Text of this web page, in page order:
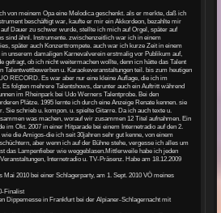
von meinem Opa eine Melodica geschenkt. als er merkte, daß ich
beschäftigt war, kaufte er mir ein Akkordeon, bezahlte mir
Dauer zu schwer wurde, stellte ich mich auf Orgel, später auf
sind ähnl. Instrumente. zwischenzeitlich war ich in einem
später auch Konzerttrompete. auch war ich kurze Zeit in einem
unserem damaligen Karnevalverein erstmalig vor Publikum auf,
gefragt, ob ich nicht weitermachen wollte, denn icn hätte das Talent
Talentwettbewerben u. Karaokeveranstaltungen teil. bis zum heutigen
RECORD. Es war aber nur eine kleine Auflage, die ich im
folgten mehrere Talentshows, darunter auch ein Auftritt während
im Rheinpark bei Udo Werners Talentprobe. Bei den
Plätze. 1995 lernte ich durch eine Anzeige Renate kennen. sie
Sie schrieb u. kompon. u. spielte Gitarre. Da ich auch texte u.
was machen, worauf wir zusammen 12 Titel aufnahmen. Ein
im Okt. 2007 in einer Hitparade bei einem Internetradio auf den 2.
die Amigos-die ich seit 30jahren sehr gut kenne, von einem
aber wenn ich auf der Bühne stehe, vergesse ich alles um
das Lampenfieber wie weggeblasen.Mittlerweile habe ich jeden
Internetradio u. TV-Präsenz. Habe am 18.12.2009
Mai 2010 bei einer Schlagerparty, am 1. Sept. 2010 VÖ meines
Finalist
Dippemesse in Frankfurt bei der Alpianer-Schlagernacht mit